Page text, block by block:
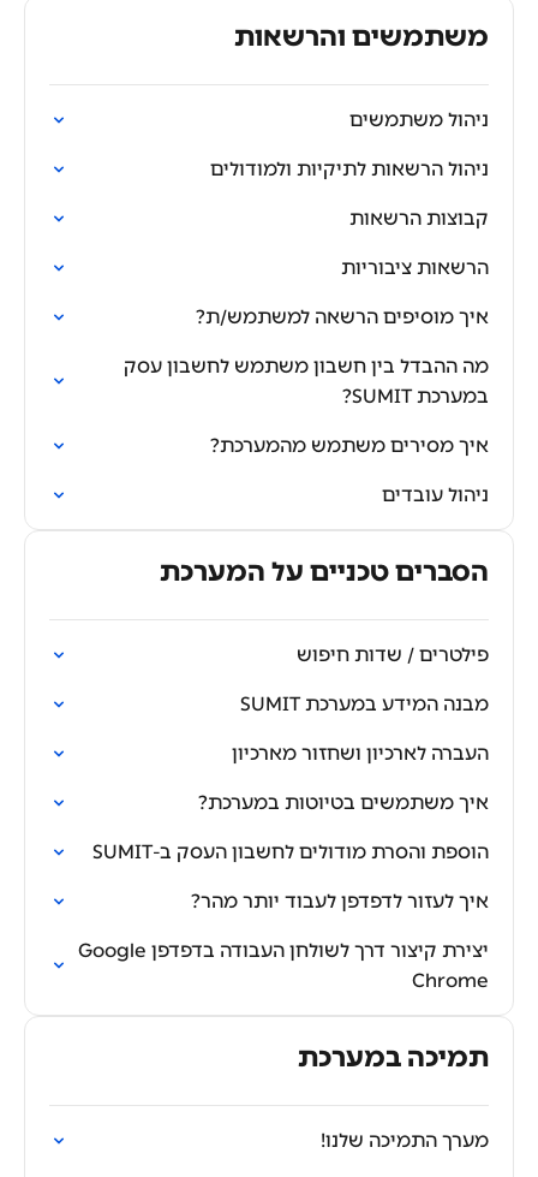
משתמשים והרשאות
ניהול משתמשים
ניהול הרשאות לתיקיות ולמודולים
קבוצות הרשאות
הרשאות ציבוריות
איך מוסיפים הרשאה למשתמש/ת?
מה ההבדל בין חשבון משתמש לחשבון עסק
במערכת SUMIT?
איך מסירים משתמש מהמערכת?
ניהול עובדים
הסברים טכניים על המערכת
פילטרים / שדות חיפוש
מבנה המידע במערכת SUMIT
העברה לארכיון ושחזור מארכיון
איך משתמשים בטיוטות במערכת?
הוספת והסרת מודולים לחשבון העסק ב-SUMIT
איך לעזור לדפדפן לעבוד יותר מהר?
יצירת קיצור דרך לשולחן העבודה בדפדפן Google
Chrome
תמיכה במערכת
מערך התמיכה שלנו!